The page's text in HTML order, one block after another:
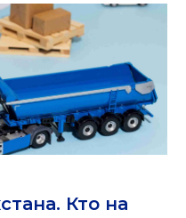
Кто на